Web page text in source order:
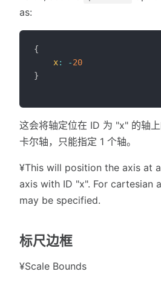
as:
{
x: -20
}
这会将轴定位在 ID 为 "x" 的轴
卡尔轴，只能指定 1 个轴。
¥This will position the axis at
axis with ID "x". For cartesian
may be specified.
标尺边框
¥Scale Bounds